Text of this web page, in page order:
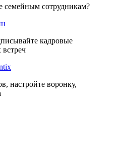
семейным сотрудникам?
кадровые
настройте воронку,